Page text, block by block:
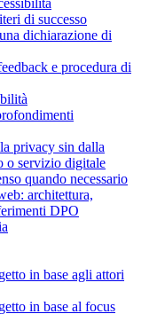
di successo
dichiarazione di
e procedura di
privacy sin dalla
o servizio digitale
quando necessario
architettura,
DPO
in base agli attori
in base al focus